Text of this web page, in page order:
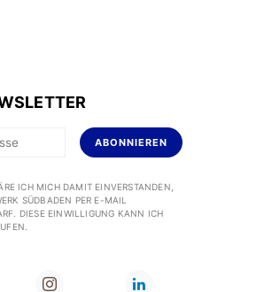
ABONNIEREN
ICH MICH DAMIT EINVERSTANDEN,
SÜDBADEN PER E-MAIL
DIESE EINWILLIGUNG KANN ICH